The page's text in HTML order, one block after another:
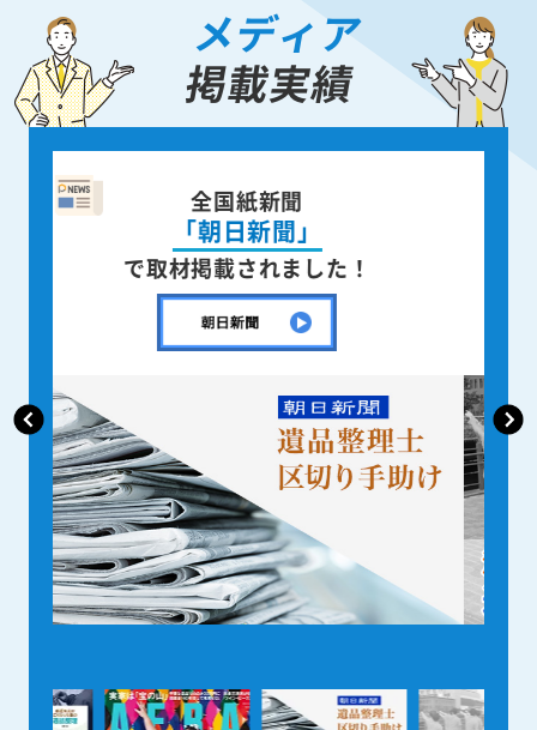
メディア
掲載実績
企業情報誌
「月刊CENTURY」
で取材掲載されました！